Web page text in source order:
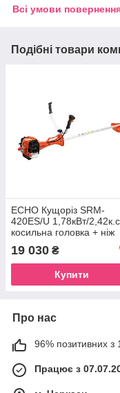
Всі умови
Подібні товари
ECHO Кущоріз SRM-
420ES/U 1,78кВт/2,42к.с.,
косильна головка + ніж
19 030 ₴
Купити
Про нас
96% позитивних з
Працює з